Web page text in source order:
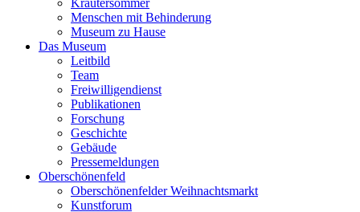
Kräutersommer
Menschen mit Behinderung
Museum zu Hause
Das Museum
Leitbild
Team
Freiwilligendienst
Publikationen
Forschung
Geschichte
Gebäude
Pressemeldungen
Oberschönenfeld
Oberschönenfelder Weihnachtsmarkt
Kunstforum